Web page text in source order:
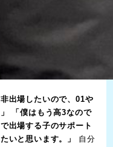
出場したいので、01や
「僕はもう高3なので
出場する子のサポート
いと思います。」
自分